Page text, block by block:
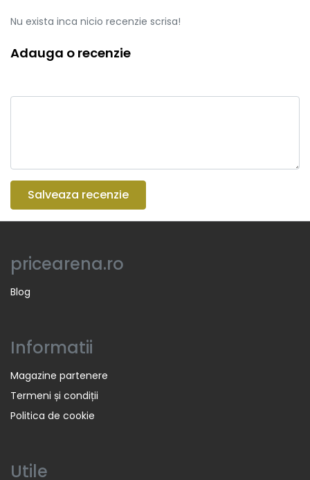
Nu exista inca nicio recenzie scrisa!
Adauga o recenzie
Salveaza recenzie
pricearena.ro
Blog
Informatii
Magazine partenere
Termeni și condiții
Politica de cookie
Utile